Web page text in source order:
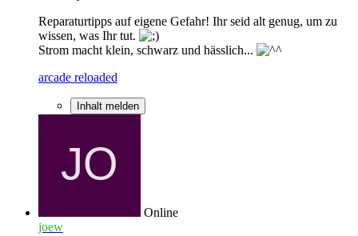
Reparaturtipps auf eigene Gefahr! Ihr seid alt genug, um zu
wissen, was Ihr tut.
Strom macht klein, schwarz und hässlich...
arcade reloaded
Inhalt melden
Online
joew